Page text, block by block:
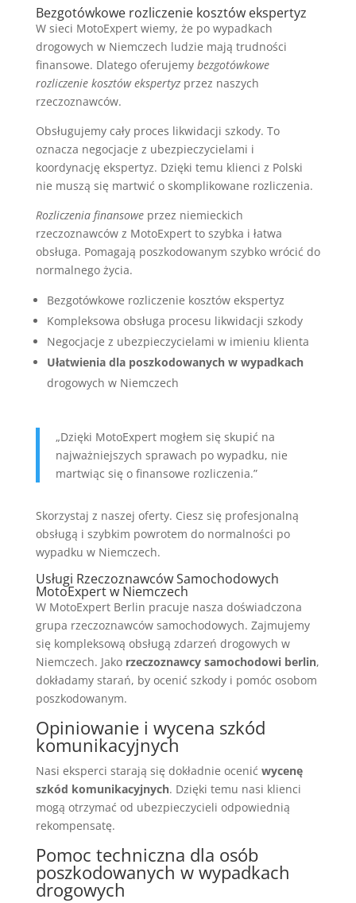
Bezgotówkowe rozliczenie kosztów ekspertyz
W sieci MotoExpert wiemy, że po wypadkach
drogowych w Niemczech ludzie mają trudności
finansowe. Dlatego oferujemy bezgotówkowe
rozliczenie kosztów ekspertyzprzez naszych
rzeczoznawców.
Obsługujemy cały proces likwidacji szkody. To
oznacza negocjacje z ubezpieczycielami i
koordynację ekspertyz. Dzięki temu klienci z Polski
nie muszą się martwić o skomplikowane rozliczenia.
Rozliczenia finansoweprzez niemieckich
rzeczoznawców z MotoExpert to szybka i łatwa
obsługa. Pomagają poszkodowanym szybko wrócić do
normalnego życia.
Bezgotówkowe rozliczenie kosztów ekspertyz
Kompleksowa obsługa procesu likwidacji szkody
Negocjacje z ubezpieczycielami w imieniu klienta
Ułatwienia dla poszkodowanych w wypadkach
drogowych w Niemczech
„Dzięki MotoExpert mogłem się skupić na
najważniejszych sprawach po wypadku, nie
martwiąc się o finansowe rozliczenia.”
Skorzystaj z naszej oferty. Ciesz się profesjonalną
obsługą i szybkim powrotem do normalności po
wypadku w Niemczech.
Usługi Rzeczoznawców Samochodowych
MotoExpert w Niemczech
W MotoExpert Berlin pracuje nasza doświadczona
grupa rzeczoznawców samochodowych. Zajmujemy
się kompleksową obsługą zdarzeń drogowych w
Niemczech. Jako rzeczoznawcy samochodowi berlin,
dokładamy starań, by ocenić szkody i pomóc osobom
poszkodowanym.
Opiniowanie i wycena szkód
komunikacyjnych
Nasi eksperci starają się dokładnie ocenić wycenę
szkód komunikacyjnych. Dzięki temu nasi klienci
mogą otrzymać od ubezpieczycieli odpowiednią
rekompensatę.
Pomoc techniczna dla osób
poszkodowanych w wypadkach
drogowych